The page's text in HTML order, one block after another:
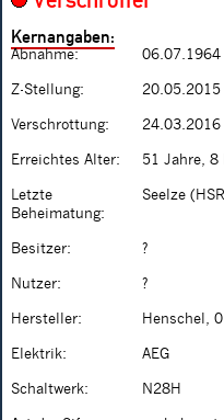
Kernangaben:
Abnahme: 06.07.1964
Z-Stellung: 20.05.2015
Verschrottung: 24.03.2016
Erreichtes Alter: 51 Jahre, 8
Letzte
Beheimatung:
Seelze
Besitzer: ?
Nutzer: ?
Hersteller: Henschel, 0
Elektrik: AEG
Schaltwerk: N28H